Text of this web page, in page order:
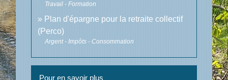
Travail - Formation
Plan d'épargne pour la retraite collectif
(Perco)
Argent - Impôts - Consommation
Pour en savoir plus